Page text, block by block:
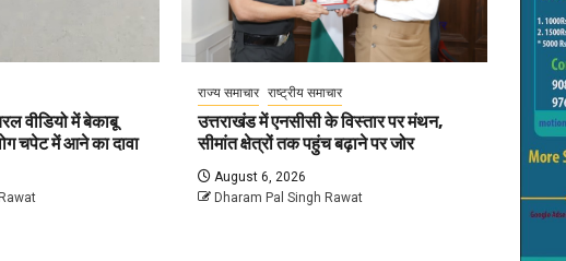
वीडियो में बेकाबू
चपेट में आने का दावा
राज्य समाचार राष्ट्रीय समाचार
उत्तराखंड में एनसीसी के विस्तार पर मंथन,
सीमांत क्षेत्रों तक पहुंच बढ़ाने पर जोर
August 6, 2026
Dharam Pal Singh Rawat